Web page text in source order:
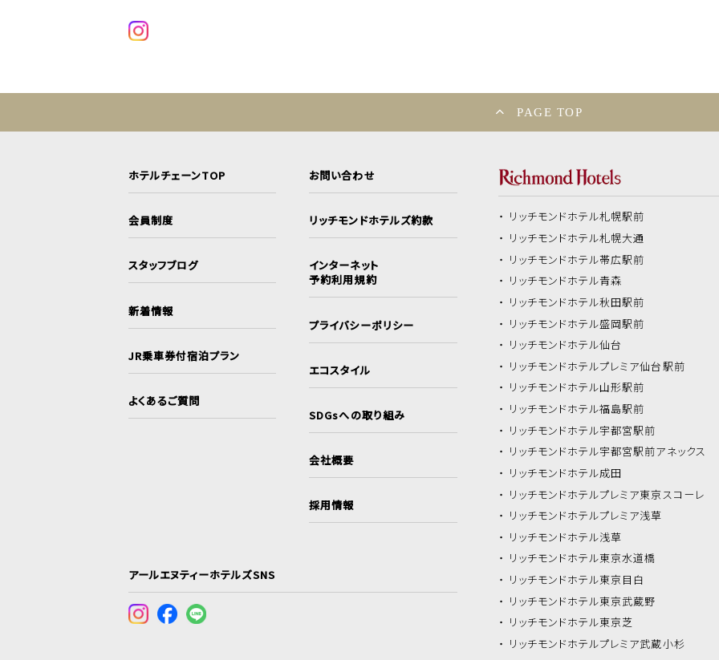
PAGE TOP
ホテルチェーンTOP
会員制度
スタッフブログ
新着情報
JR乗車券付宿泊プラン
よくあるご質問
お問い合わせ
リッチモンドホテルズ約款
インターネット
予約利用規約
プライバシーポリシー
エコスタイル
SDGsへの取り組み
会社概要
採用情報
アールエヌティーホテルズSNS
リッチモンドホテル札幌駅前
リッチモンドホテル札幌大通
リッチモンドホテル帯広駅前
リッチモンドホテル青森
リッチモンドホテル秋田駅前
リッチモンドホテル盛岡駅前
リッチモンドホテル仙台
リッチモンドホテルプレミア仙台駅前
リッチモンドホテル山形駅前
リッチモンドホテル福島駅前
リッチモンドホテル宇都宮駅前
リッチモンドホテル宇都宮駅前アネックス
リッチモンドホテル成田
リッチモンドホテルプレミア東京スコーレ
リッチモンドホテルプレミア浅草
リッチモンドホテル浅草
リッチモンドホテル東京水道橋
リッチモンドホテル東京目白
リッチモンドホテル東京武蔵野
リッチモンドホテル東京芝
リッチモンドホテルプレミア武蔵小杉